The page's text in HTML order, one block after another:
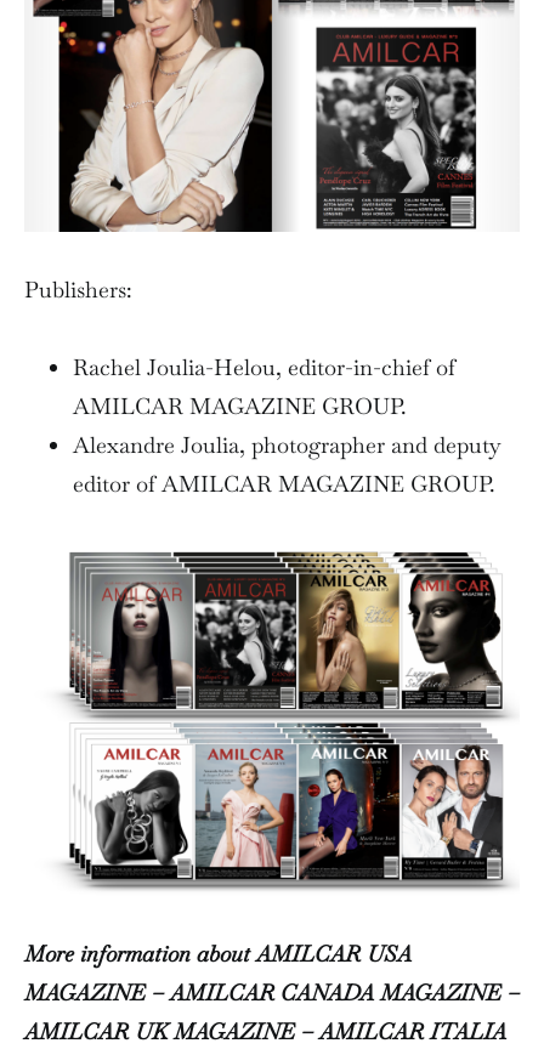
Publishers:
Rachel Joulia-Helou, editor-in-chief of
AMILCAR MAGAZINE GROUP.
Alexandre Joulia, photographer and deputy
editor of AMILCAR MAGAZINE GROUP.
More information about AMILCAR USA
MAGAZINE – AMILCAR CANADA MAGAZINE –
AMILCAR UK MAGAZINE – AMILCAR ITALIA